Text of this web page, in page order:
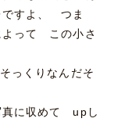
すよ、 つま
って この小さ
くりなんだそ
に収めて upし